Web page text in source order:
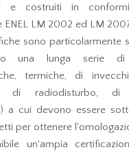
e costruiti in
ENEL LM 2002 ed LM
sono particolarmente
una lunga serie
termiche, di
di radiodisturbo, di
a cui devono essere
per ottenere
un'ampia